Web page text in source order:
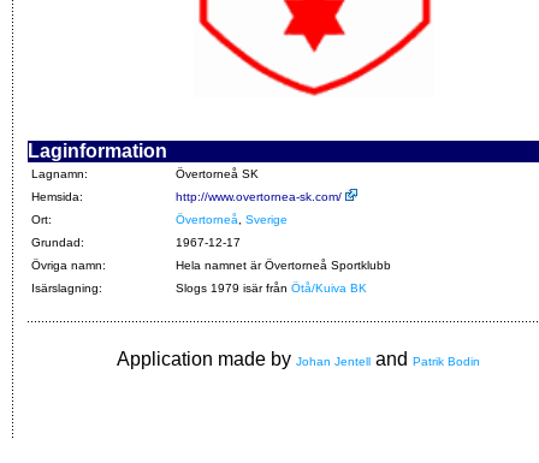
Laginformation
Lagnamn:
Övertorneå SK
Hemsida:
http://www.overtornea-sk.com/
Ort:
Övertorneå
Sverige
Grundad:
1967-12-17
Övriga namn:
Hela namnet är Övertorneå Sportklubb
Isärslagning:
Slogs 1979 isär från Ötå/Kuiva BK
Application made by Johan Jentell and Patrik Bodin